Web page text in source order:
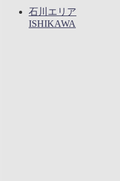
石川エリア
ISHIKAWA